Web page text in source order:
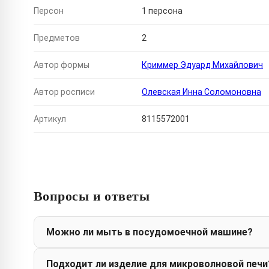
Персон 1 персона
Предметов 2
Автор формы Криммер Эдуард Михайлович
Автор росписи Олевская Инна Соломоновна
Артикул 8115572001
Вопросы и ответы
Можно ли мыть в посудомоечной машине?
Подходит ли изделие для микроволновой